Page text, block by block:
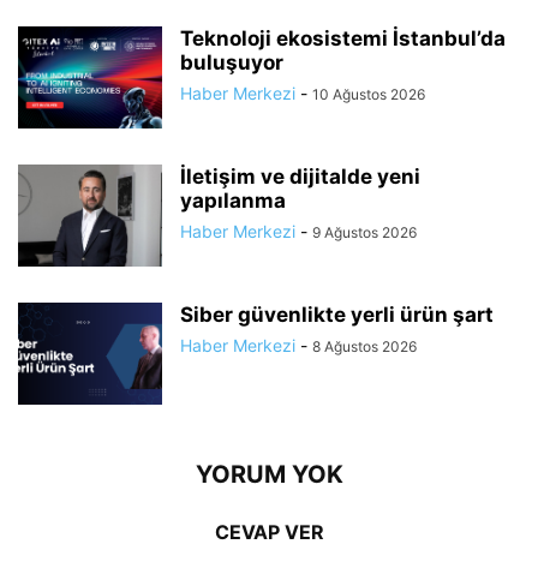
Teknoloji ekosistemi İstanbul’da
buluşuyor
Haber Merkezi - 10 Ağustos 2026
İletişim ve dijitalde yeni
yapılanma
Haber Merkezi - 9 Ağustos 2026
Siber güvenlikte yerli ürün şart
Haber Merkezi - 8 Ağustos 2026
YORUM YOK
CEVAP VER